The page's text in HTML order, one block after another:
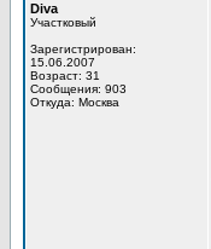
Diva
Участковый
Зарегистрирован:
15.06.2007
Возраст: 31
Сообщения: 903
Откуда: Москва